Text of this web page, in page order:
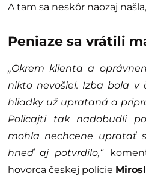
A tam sa neskôr naozaj
Peniaze sa vrátili
„Okrem klienta a
nikto nevošiel. Izba bola v
hliadky už uprataná a
Policajti tak nadobudli
mohla nechcene upratať
hneď aj potvrdilo,“
hovorca českej polície